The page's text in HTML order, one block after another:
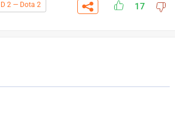
2 — Dota 2 17